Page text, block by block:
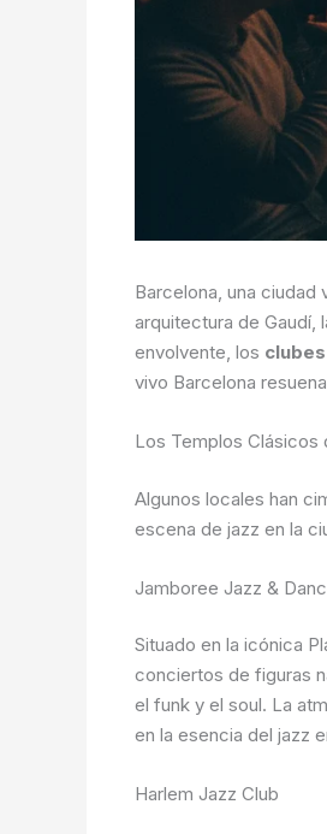
Barcelona, una ciudad
arquitectura de Gaudí,
envolvente, los
vivo Barcelona
Los Templos Clásicos
Algunos locales han
escena de jazz en la
Jamboree Jazz &
Situado en la icónica
conciertos de figuras
el funk y el soul. La
en la esencia del jazz
Harlem Jazz Club